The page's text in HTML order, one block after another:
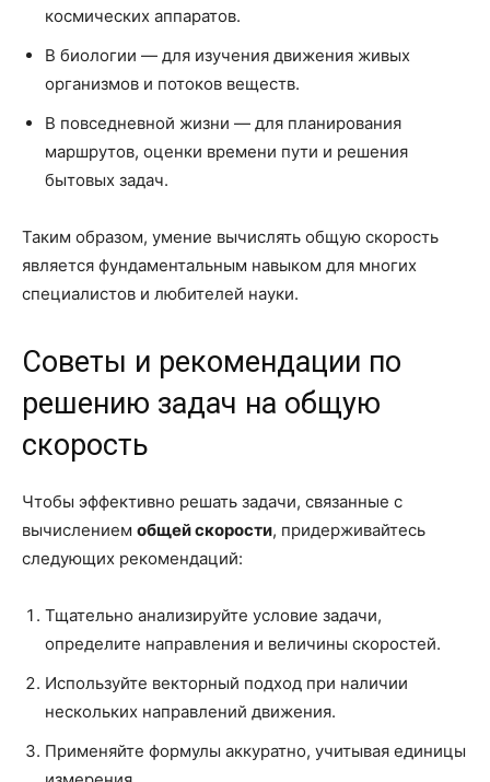
космических аппаратов.
В биологии — для изучения движения живых
организмов и потоков веществ.
В повседневной жизни — для планирования
маршрутов, оценки времени пути и решения
бытовых задач.
Таким образом, умение вычислять общую скорость
является фундаментальным навыком для многих
специалистов и любителей науки.
Советы и рекомендации по
решению задач на общую
скорость
Чтобы эффективно решать задачи, связанные с
вычислением общей скорости, придерживайтесь
следующих рекомендаций:
Тщательно анализируйте условие задачи,
определите направления и величины скоростей.
Используйте векторный подход при наличии
нескольких направлений движения.
Применяйте формулы аккуратно, учитывая единицы